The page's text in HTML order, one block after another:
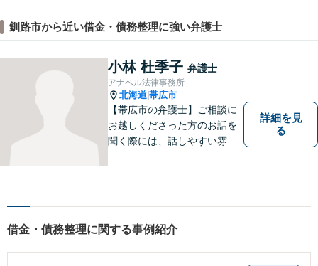
釧路市から近い借金・債務整理に強い弁護士
小林 杜季子 弁護士
アナベル法律事務所
北海道 帯広市
【帯広市の弁護士】ご相談に
お越しくださった方のお話を
聞く際には、話しやすい雰囲
士でありたいと考えていま
詳細を見
る
借金・債務整理に関する事例紹介